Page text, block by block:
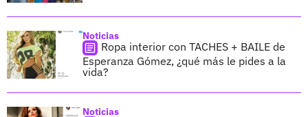
Noticias
Ropa interior con TACHES + BAILE de
Esperanza Gómez, ¿qué más le pides a la
vida?
Noticias